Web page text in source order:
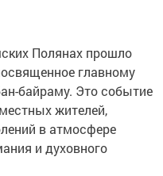
Полянах прошло
главному
байраму. Это событие
жителей,
в атмосфере
и духовного